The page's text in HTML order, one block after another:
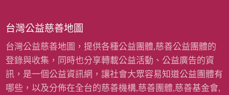
台灣公益慈善地圖
台灣公益慈善地圖，提供各種公益團體,慈善公益團體的
登錄與收集，同時也分享轉載公益活動、公益廣告的資
訊，是一個公益資訊網，讓社會大眾容易知道公益團體有
哪些，以及分佈在全台的慈善機構,慈善團體,慈善基金會,